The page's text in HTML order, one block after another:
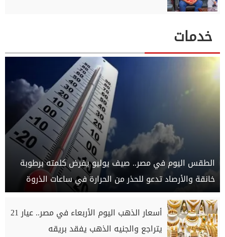
خدمات
الطقس اليوم في مصر.. صيف يوليو يفرض كلمته برطوبة
خانقة والأرصاد تدعو للحذر من الحرارة في ساعات الذروة
أسعار الذهب اليوم الأربعاء في مصر.. عيار 21
يتراجع والجنيه الذهب يفقد بريقه